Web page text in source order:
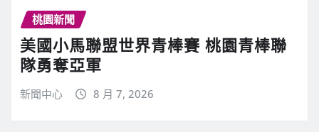
桃園新聞
美國小馬聯盟世界青棒賽 桃園青棒聯
隊勇奪亞軍
新聞中心 8 月 7, 2026